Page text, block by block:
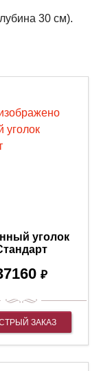
30 см).
уголок
₽
ЗАКАЗ